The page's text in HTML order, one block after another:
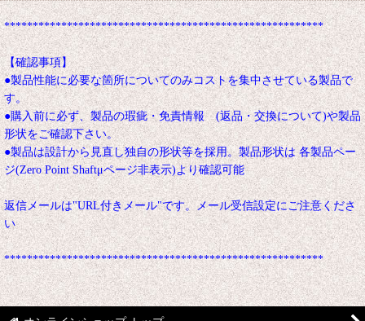
********************************************************
【確認事項】
●製品性能に必要な箇所についてのみコストを集中させている製品で
す。
●購入前に必ず、製品の瑕疵・免責情報 (返品・交換について)や製品
形状をご確認下さい。
●製品は設計から見直し独自の形状等を採用。製品形状は 各製品ペー
ジ(Zero Point Shaftμページ非表示)より確認可能
返信メールは"URL付きメール"です。メール受信設定にご注意くださ
い
********************************************************